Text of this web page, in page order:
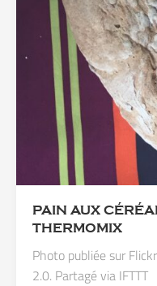
PAIN AUX
THERMOMIX
Photo publiée sur
2.0. Partagé via IFTTT